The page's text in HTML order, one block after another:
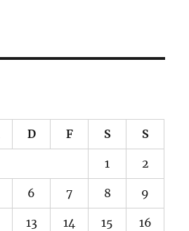
D F S S
1 2
6 7 8 9
13 14 15 16